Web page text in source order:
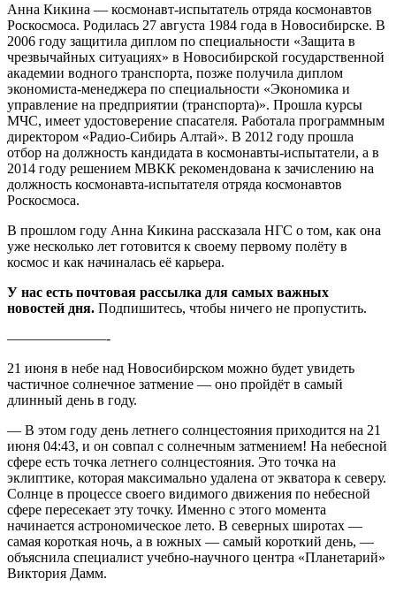
Анна Кикина — космонавт-испытатель отряда космонавтов
Роскосмоса. Родилась 27 августа 1984 года в Новосибирске. В
2006 году защитила диплом по специальности «Защита в
чрезвычайных ситуациях» в Новосибирской государственной
академии водного транспорта, позже получила диплом
экономиста-менеджера по специальности «Экономика и
управление на предприятии (транспорта)». Прошла курсы
МЧС, имеет удостоверение спасателя. Работала программным
директором «Радио-Сибирь Алтай». В 2012 году прошла
отбор на должность кандидата в космонавты-испытатели, а в
2014 году решением МВКК рекомендована к зачислению на
должность космонавта-испытателя отряда космонавтов
Роскосмоса.
В прошлом году Анна Кикина рассказала НГС о том, как она
уже несколько лет готовится к своему первому полёту в
космос и как начиналась её карьера.
У нас есть почтовая рассылка для самых важных
новостей дня. Подпишитесь, чтобы ничего не пропустить.
———————-
21 июня в небе над Новосибирском можно будет увидеть
частичное солнечное затмение — оно пройдёт в самый
длинный день в году.
— В этом году день летнего солнцестояния приходится на 21
июня 04:43, и он совпал с солнечным затмением! На небесной
сфере есть точка летнего солнцестояния. Это точка на
эклиптике, которая максимально удалена от экватора к северу.
Солнце в процессе своего видимого движения по небесной
сфере пересекает эту точку. Именно с этого момента
начинается астрономическое лето. В северных широтах —
самая короткая ночь, а в южных — самый короткий день, —
объяснила специалист учебно-научного центра «Планетарий»
Виктория Дамм.